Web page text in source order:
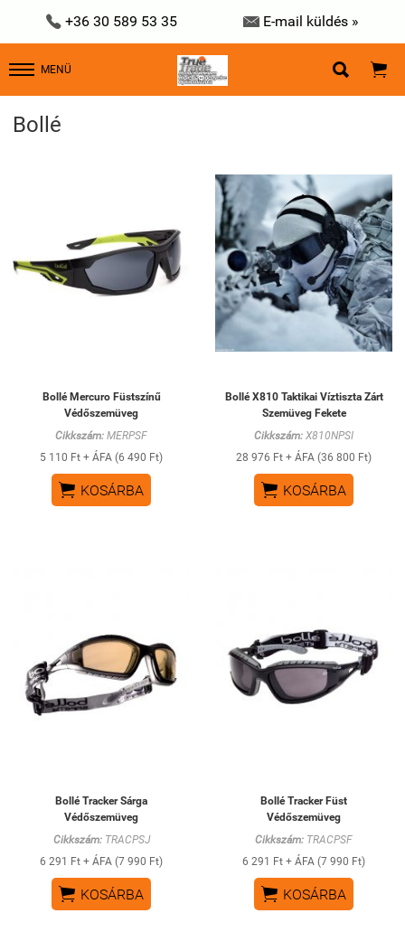
 +36 30 589 53 35  E-mail küldés »
MENÜ  
Bollé
Bollé Mercuro Füstszínű
Védőszemüveg
Cikkszám: MERPSF
5 110 Ft + ÁFA (6 490 Ft)
 KOSÁRBA
Bollé X810 Taktikai Víztiszta Zárt
Szemüveg Fekete
Cikkszám: X810NPSI
28 976 Ft + ÁFA (36 800 Ft)
 KOSÁRBA
Bollé Tracker Sárga
Védőszemüveg
Cikkszám:TRACPSJ
6 291 Ft + ÁFA (7 990 Ft)
 KOSÁRBA
Bollé Tracker Füst
Védőszemüveg
Cikkszám: TRACPSF
6 291 Ft + ÁFA (7 990 Ft)
 KOSÁRBA